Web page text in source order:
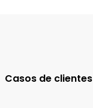
Casos de clientes